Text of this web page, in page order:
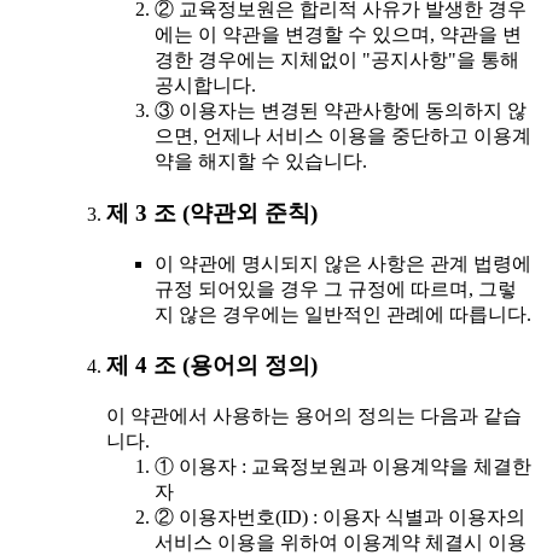
② 교육정보원은 합리적 사유가 발생한 경우
에는 이 약관을 변경할 수 있으며, 약관을 변
경한 경우에는 지체없이 "공지사항"을 통해
공시합니다.
③ 이용자는 변경된 약관사항에 동의하지 않
으면, 언제나 서비스 이용을 중단하고 이용계
약을 해지할 수 있습니다.
제 3 조 (약관외 준칙)
이 약관에 명시되지 않은 사항은 관계 법령에
규정 되어있을 경우 그 규정에 따르며, 그렇
지 않은 경우에는 일반적인 관례에 따릅니다.
제 4 조 (용어의 정의)
이 약관에서 사용하는 용어의 정의는 다음과 같습
니다.
① 이용자 : 교육정보원과 이용계약을 체결한
자
② 이용자번호(ID) : 이용자 식별과 이용자의
서비스 이용을 위하여 이용계약 체결시 이용